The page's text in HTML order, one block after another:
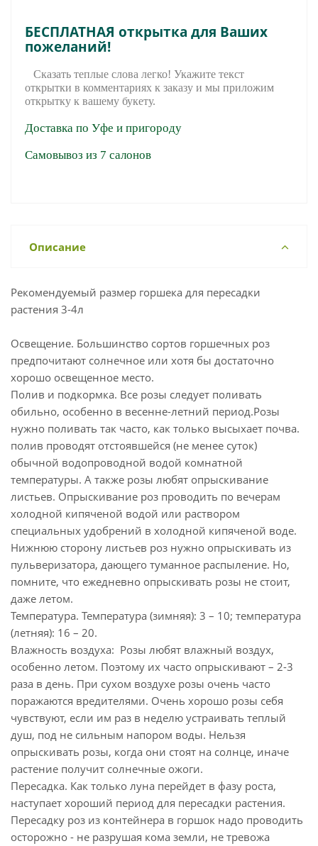
БЕСПЛАТНАЯ открытка для Ваших
пожеланий!
Сказать теплые слова легко! Укажите текст
открытки в комментариях к заказу и мы приложим
открытку к вашему букету.
Доставка по Уфе и пригороду
Самовывоз из 7 салонов
Описание
Рекомендуемый размер горшека для пересадки
растения 3-4л
Освещение. Большинство сортов горшечных роз
предпочитают солнечное или хотя бы достаточно
хорошо освещенное место.
Полив и подкормка. Все розы следует поливать
обильно, особенно в весенне-летний период.Розы
нужно поливать так часто, как только высыхает почва.
полив проводят отстоявшейся (не менее суток)
обычной водопроводной водой комнатной
температуры. А также розы любят опрыскивание
листьев. Опрыскивание роз проводить по вечерам
холодной кипяченой водой или раствором
специальных удобрений в холодной кипяченой воде.
Нижнюю сторону листьев роз нужно опрыскивать из
пульверизатора, дающего туманное распыление. Но,
помните, что ежедневно опрыскивать розы не стоит,
даже летом.
Температура. Температура (зимняя): 3 – 10; температура
(летняя): 16 – 20.
Влажность воздуха: Розы любят влажный воздух,
особенно летом. Поэтому их часто опрыскивают – 2-3
раза в день. При сухом воздухе розы очень часто
поражаются вредителями. Очень хорошо розы себя
чувствуют, если им раз в неделю устраивать теплый
душ, под не сильным напором воды. Нельзя
опрыскивать розы, когда они стоят на солнце, иначе
растение получит солнечные ожоги.
Пересадка. Как только луна перейдет в фазу роста,
наступает хороший период для пересадки растения.
Пересадку роз из контейнера в горшок надо проводить
осторожно - не разрушая кома земли, не тревожа